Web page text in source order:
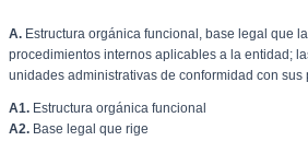
A. Estructura orgánica funcional, base legal que
procedimientos internos aplicables a la entidad;
unidades administrativas de conformidad con sus
A1. Estructura orgánica funcional
A2. Base legal que rige